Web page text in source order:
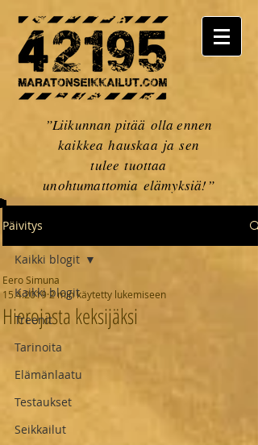
”Liikunnan pitää olla ennen
kaikkea hauskaa ja sen
tulee tuottaa
unohtumattomia elämyksiä!”
Päivitys
Kaikki blogit
Treenit
Tarinoita
Elämänlaatu
Testaukset
Seikkailut
Kaikki blogit
Hierojasta keksijäksi
Eero Simuna
15.4.2019 2 min käytetty lukemiseen